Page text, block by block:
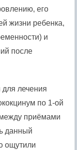
его
жизни ребенка,
и
после
лечения
по 1-ой
приёмами
данный
ощутили